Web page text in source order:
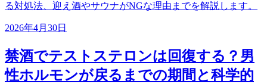
る対処法、迎え酒やサウナがNGな理由までを解説します。
2026年4月30日
禁酒でテストステロンは回復する？男
性ホルモンが戻るまでの期間と科学的